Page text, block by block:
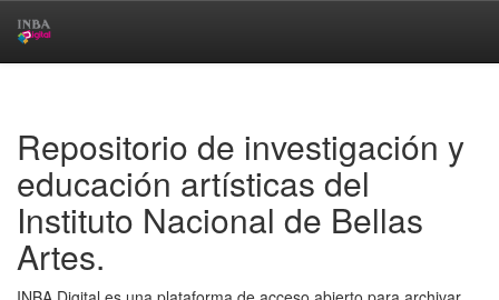
Repositorio de investigación y
educación artísticas del
Instituto Nacional de Bellas
Artes.